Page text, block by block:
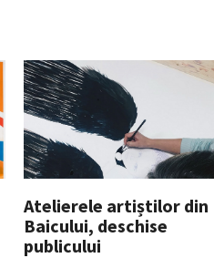
Atelierele artiștilor din
Baicului, deschise
publicului